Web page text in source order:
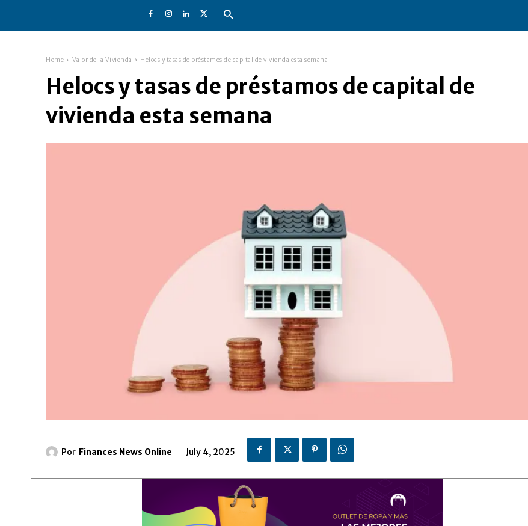
Home Valor de la Vivienda Helocs y tasas de préstamos de capital de vivienda esta semana
Helocs y tasas de préstamos de capital de
vivienda esta semana
Por Finances News Online July 4, 2025